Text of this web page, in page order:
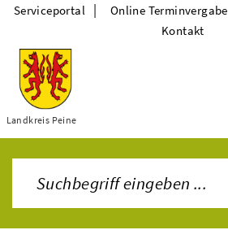
Themen
Landkreis Peine
Serviceportal | Online Terminvergabe
Kontakt